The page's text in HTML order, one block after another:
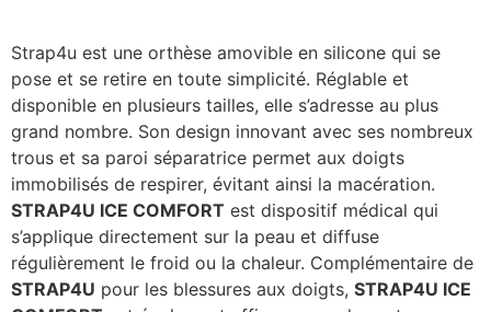
Strap4u est une orthèse amovible en silicone qui se
pose et se retire en toute simplicité. Réglable et
disponible en plusieurs tailles, elle s’adresse au plus
grand nombre. Son design innovant avec ses nombreux
trous et sa paroi séparatrice permet aux doigts
immobilisés de respirer, évitant ainsi la macération.
STRAP4U ICE COMFORT est dispositif médical qui
s’applique directement sur la peau et diffuse
régulièrement le froid ou la chaleur. Complémentaire de
STRAP4U pour les blessures aux doigts, STRAP4U ICE